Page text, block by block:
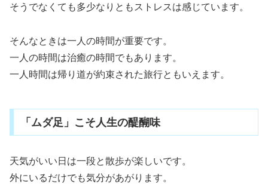
そうでなくても多少なりともストレスは感じています。
そんなときは一人の時間が重要です。
一人の時間は治癒の時間でもあります。
一人時間は帰り道が約束された旅行ともいえます。
「ムダ足」こそ人生の醍醐味
天気がいい日は一段と散歩が楽しいです。
外にいるだけでも気分があがります。